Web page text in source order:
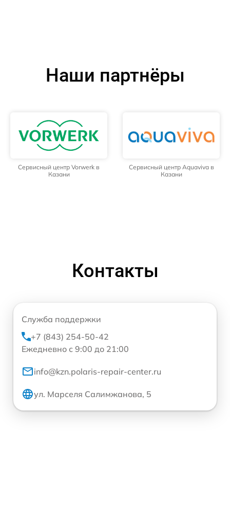
Наши партнёры
Сервисный центр Vorwerk в
Казани
Сервисный центр Aquaviva в
Казани
Контакты
Служба поддержки
+7 (843) 254-50-42
Ежедневно с 9:00 до 21:00
info@kzn.polaris-repair-center.ru
ул. Марселя Салимжанова, 5